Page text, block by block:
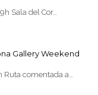
Sala del Cor…
Gallery Weekend
Ruta comentada a…